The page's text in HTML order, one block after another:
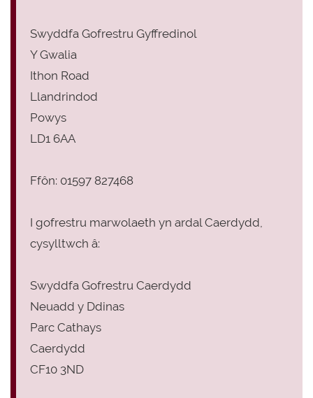
Swyddfa Gofrestru Gyffredinol
Y Gwalia
Ithon Road
Llandrindod
Powys
LD1 6AA
Ffôn: 01597 827468
I gofrestru marwolaeth yn ardal Caerdydd,
cysylltwch â:
Swyddfa Gofrestru Caerdydd
Neuadd y Ddinas
Parc Cathays
Caerdydd
CF10 3ND